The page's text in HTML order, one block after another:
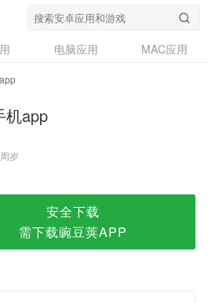
电脑应用
MAC应用
机app
岁
安全下载
需下载豌豆荚APP